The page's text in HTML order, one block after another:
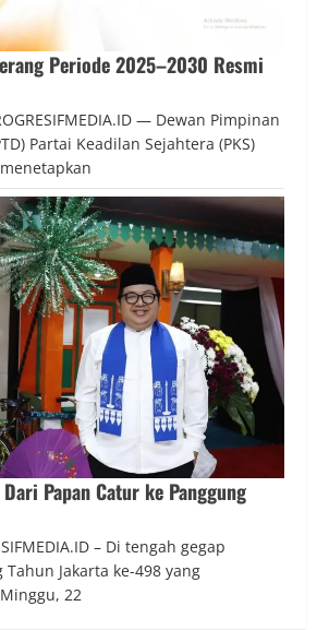
Periode 2025–2030 Resmi
— Dewan Pimpinan
Partai Keadilan Sejahtera (PKS)
Papan Catur ke Panggung
– Di tengah gegap
Jakarta ke-498 yang
22